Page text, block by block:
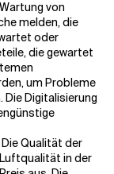
von
melden, die
oder
die gewartet
um Probleme
Die Digitalisierung
Die Qualität der
in der